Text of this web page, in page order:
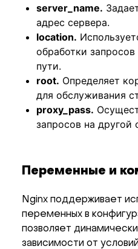
server_name.
адрес сервера.
location.
обработки
пути.
root. Определяет
для обслуживания
proxy_pass.
запросов на другой
Переменные и
Nginx поддерживает
переменных в
позволяет
зависимости от